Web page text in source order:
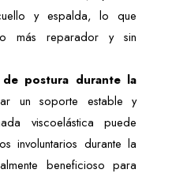
y espalda, lo que
más reparador y sin
de postura durante la
un soporte estable y
viscoelástica puede
involuntarios durante la
beneficioso para